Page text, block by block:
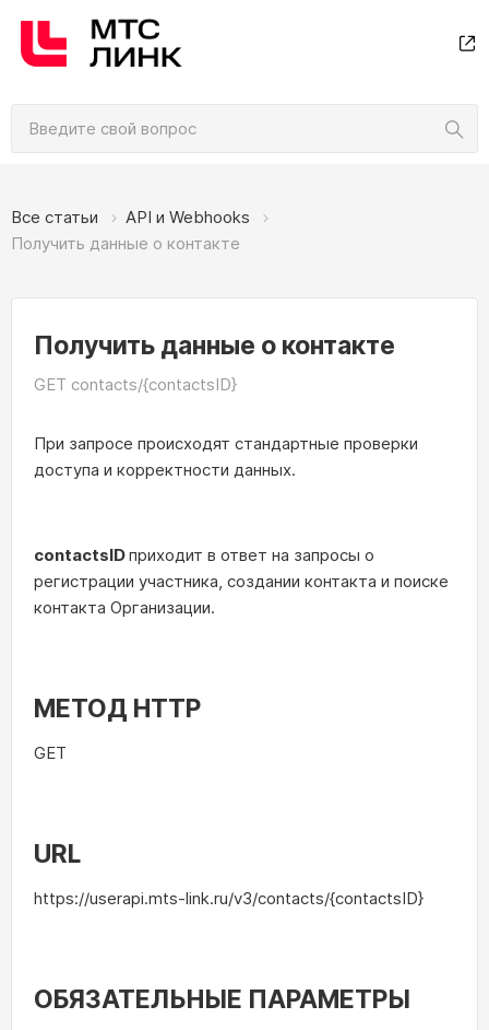
Все статьи
API и Webhooks
Получить данные о контакте
Получить данные о контакте
GET contacts/{contactsID}
При запросе происходят стандартные проверки
доступа и корректности данных.
contactsIDприходит в ответ на запросы о
регистрации участника, создании контакта и поиске
контакта Организации.
МЕТОД HTTP
GET
URL
https://userapi.mts-link.ru/v3/contacts/{contactsID}
ОБЯЗАТЕЛЬНЫЕ ПАРАМЕТРЫ